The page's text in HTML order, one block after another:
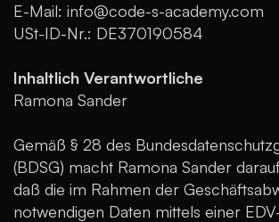
E-Mail: info@code-s-academy.com
USt-ID-Nr.: DE370190584
Inhaltlich Verantwortliche
Ramona Sander
Gemäß § 28 des
(BDSG) macht Ramona Sander
daß die im Rahmen der
notwendigen Daten mittels einer